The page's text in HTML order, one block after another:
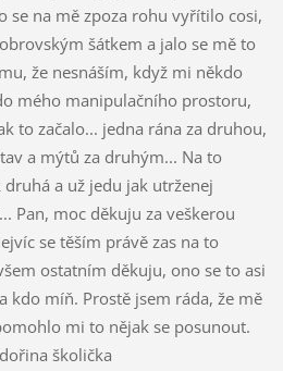
se na mě zpoza rohu vyřítilo cosi,
šátkem a jalo se mě to
že nesnáším, když mi někdo
mého manipulačního prostoru,
to začalo... jedna rána za druhou,
a mýtů za druhým... Na to
a už jedu jak utrženej
Pan, moc děkuju za veškerou
se těším právě zas na to
ostatním děkuju, ono se to asi
kdo míň. Prostě jsem ráda, že mě
mi to nějak se posunout.
školička